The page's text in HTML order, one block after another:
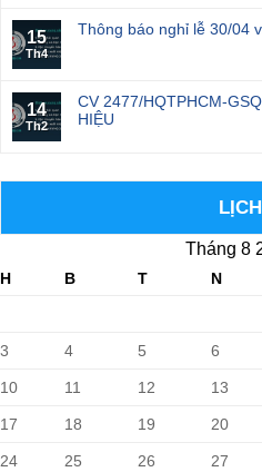
15
Th4
Thông báo nghỉ lễ 30/04
14
Th2
CV 2477/HQTPHCM-
HIỆU
LỊCH
Tháng 8
H B T N
3 4 5 6
10 11 12 13
17 18 19 20
24 25 26 27